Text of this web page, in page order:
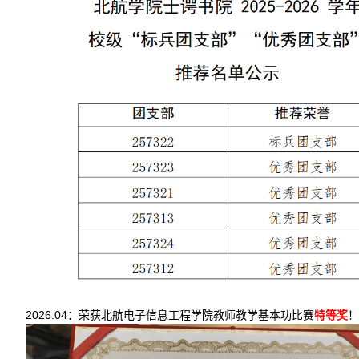
2026.04：荣获北航电子信息工程学院教师教学基本功比赛特等奖